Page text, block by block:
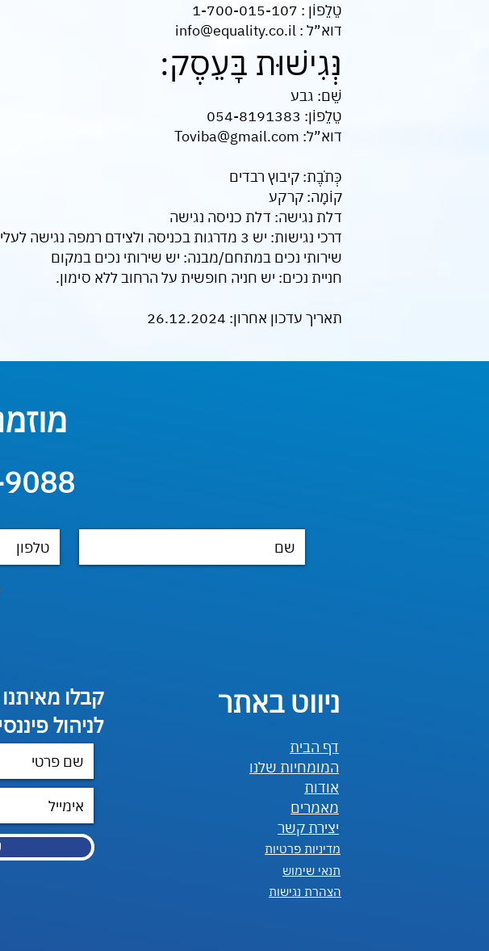
טֵלֵפוֹן : 1-700-015-107
דוא”ל : info@equality.co.il
נְּגִישׁוּת בָּעֵסֶק:
שֵׁם: גבע
טֵלֵפוֹן: 054-8191383
דוא”ל: Toviba@gmail.com
כְּתֹבֶת: קיבוץ רבדים
קוֹמָה: קרקע
דלת נגישה: דלת כניסה נגישה
דרכי נגישות: יש 3 מדרגות בכניסה ולצידם רמפה נגישה לעלייה
שירותי נכים במתחם/מבנה: יש שירותי נכים במקום
חניית נכים: יש חניה חופשית על הרחוב ללא סימון.
תאריך עדכון אחרון: 26.12.2024
קבלו מאיתנו
לניהול
ניווט באתר
מדיניות פרטיות
תנאי שימוש
הצהרת נגישות
דף הבית
המומחיות שלנו
אודות
מאמרים
יצירת קשר